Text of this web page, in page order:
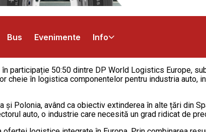
Bus Evenimente Info
participație 50:50 dintre DP World Logistics Europe,
cheie în logistica componentelor pentru industria auto,
Polonia, având ca obiectiv extinderea în alte țări din
auto, o industrie care necesită un grad ridicat de